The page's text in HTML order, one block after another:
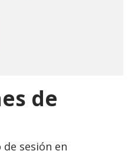
de
de sesión en